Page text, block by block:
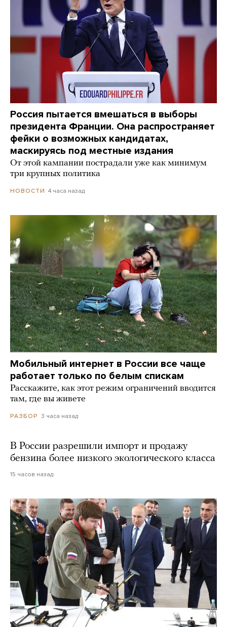
Россия пытается вмешаться в выборы
президента Франции. Она распространяет
фейки о возможных кандидатах,
маскируясь под местные издания
От этой кампании пострадали уже как минимум
три крупных политика
НОВОСТИ 4 часа назад
Мобильный интернет в России все чаще
работает только по белым спискам
Расскажите, как этот режим ограничений вводится
там, где вы живете
РАЗБОР 3 часа назад
В России разрешили импорт и продажу
бензина более низкого экологического класса
15 часов назад